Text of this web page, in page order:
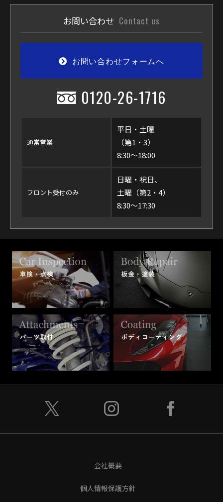
お問い合わせ Contact us
お問い合わせフォームへ
0120-26-1716
通常営業
平日・土曜
（第1・3）
8:30〜18:00
フロント受付のみ
日曜・祝日、
土曜（第2・4）
8:30〜17:30
会社概要
個人情報保護方針